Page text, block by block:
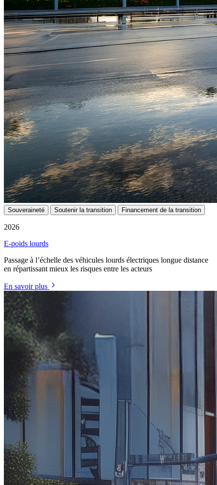
Souveraineté Soutenir la transition Financement de la transition
2026
E-poids lourds
Passage à l’échelle des véhicules lourds électriques longue distance
en répartissant mieux les risques entre les acteurs
En savoir plus